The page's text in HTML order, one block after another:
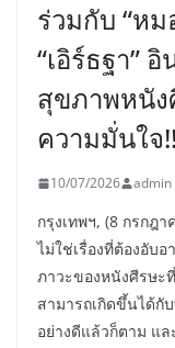
ร่วมกับ “หม
“เอิร์ธฐา”
สุขภาพหนัง
ความมั่นใจ!!
10/07/2026 admin
กรุงเทพฯ, (8 กรกฎ
ไม่ใช่เรื่องที่ต้องอับ
ภาวะของหนังศีรษะ
สามารถเกิดขึ้นได้กั
อย่างดีแล้วก็ตาม แ